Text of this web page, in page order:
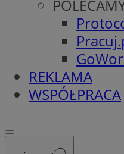
REKLAMA
WSPÓŁPRACA